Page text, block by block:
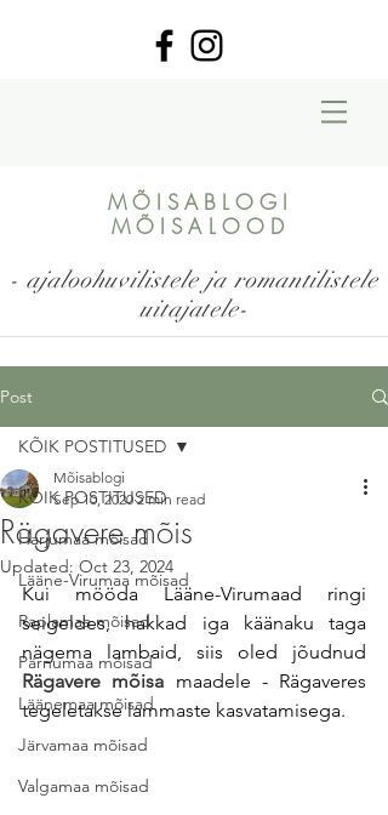
MÕISABLOGI
MÕISALOOD
- ajaloohuvilistele ja romantilistele
uitajatele-
Post
KÕIK POSTITUSED
Harjumaa mõisad
Lääne-Virumaa mõisad
Raplamaa mõisad
Pärnumaa mõisad
Läänemaa mõisad
Järvamaa mõisad
Valgamaa mõisad
KÕIK POSTITUSED
Rägavere mõis
Mõisablogi
Sep 10, 2020 2 min read
Updated: Oct 23, 2024
Kui mööda Lääne-Virumaad ringi
seigeldes, hakkad iga käänaku taga
Rägavere mõisa maadele - Rägaveres
tegeletakse lammaste kasvatamisega.